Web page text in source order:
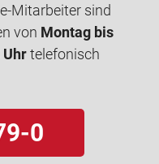
Mitarbeiter sind
von Montag bis
Uhrtelefonisch
0